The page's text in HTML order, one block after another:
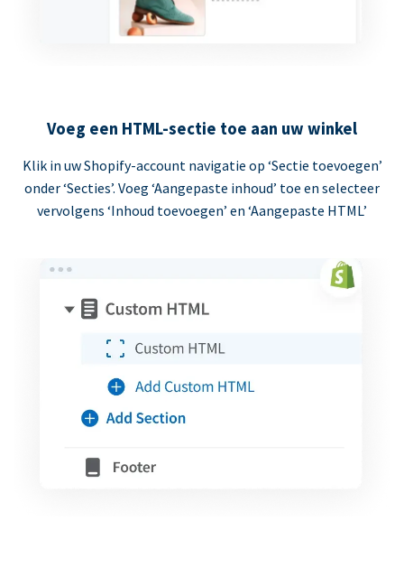
Voeg een HTML-sectie toe aan uw winkel
Klik in uw Shopify-account navigatie op ‘Sectie toevoegen’
onder ‘Secties’. Voeg ‘Aangepaste inhoud’ toe en selecteer
vervolgens ‘Inhoud toevoegen’ en ‘Aangepaste HTML’